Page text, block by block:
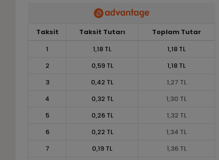
Taksit Taksit Tutarı
Toplam Tutar
1
1,18 TL
1,18 TL
2
0,59 TL
1,18 TL
3
0,42 TL
1,27 TL
4
0,32 TL
1,30 TL
5
0,26 TL
1,32 TL
6
0,22 TL
1,34 TL
7
0,19 TL
1,36 TL